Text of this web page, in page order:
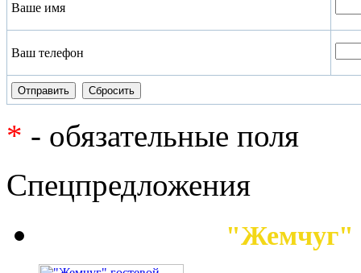
Ваше имя
Ваш телефон
* - обязательные поля
Спецпредложения
"Жемчуг"